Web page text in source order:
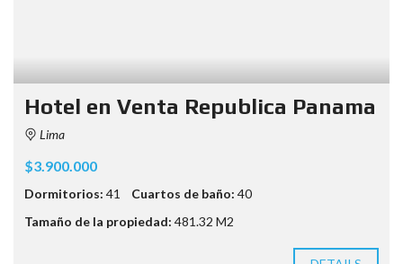
Hotel en Venta Republica Panama
Lima
$3.900.000
Dormitorios: 41 Cuartos de baño: 40
Tamaño de la propiedad: 481.32 M2